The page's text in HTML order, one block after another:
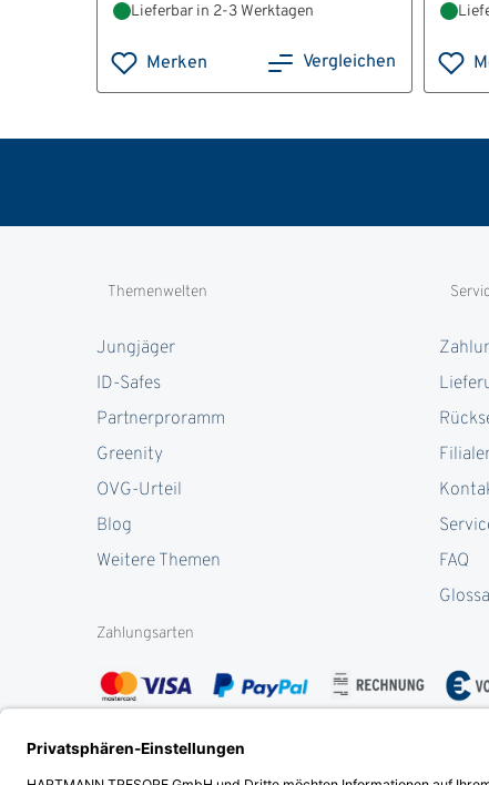
Lieferbar in 2-3 Werktagen
Merken Vergleichen
Themenwelten
Jungjäger
ID-Safes
Partnerproramm
Greenity
OVG-Urteil
Blog
Weitere Themen
FAQ
Zahlungsarten